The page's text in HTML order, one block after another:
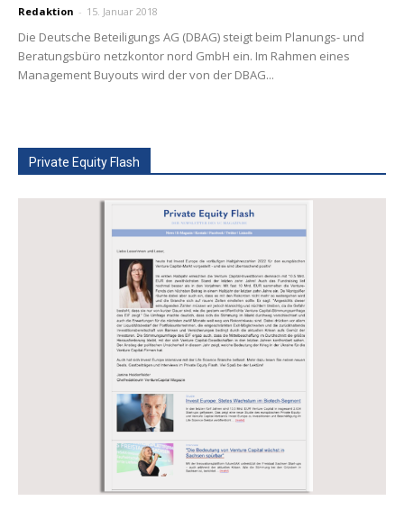
Redaktion - 15. Januar 2018
Die Deutsche Beteiligungs AG (DBAG) steigt beim Planungs- und
Beratungsbüro netzkontor nord GmbH ein. Im Rahmen eines
Management Buyouts wird der von der DBAG...
Private Equity Flash